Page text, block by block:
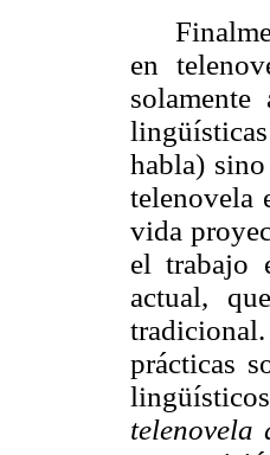
en
habla)
telenovela
vida
el trabajo
actual,
prácticas
telenovela